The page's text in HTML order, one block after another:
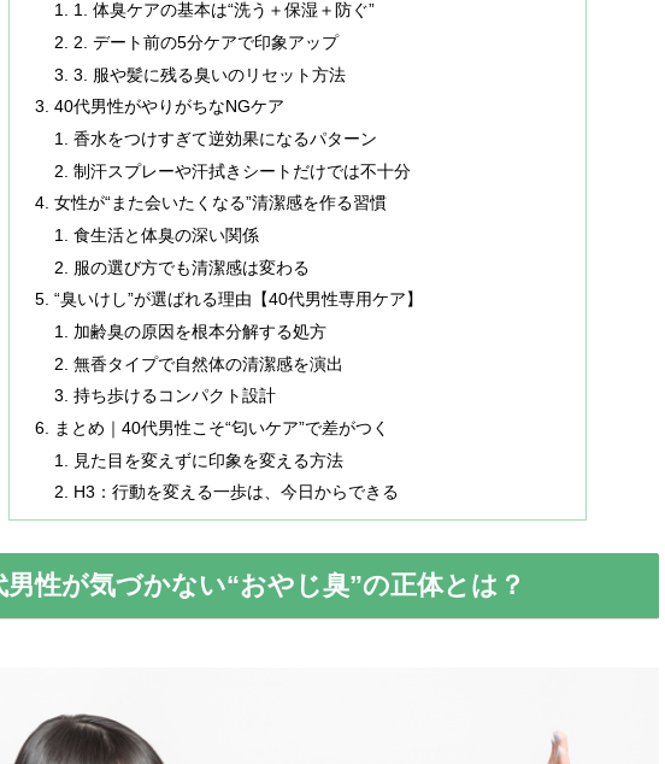
1. 体臭ケアの基本は“洗う＋保湿＋防ぐ”
2. デート前の5分ケアで印象アップ
3. 服や髪に残る臭いのリセット方法
40代男性がやりがちなNGケア
香水をつけすぎて逆効果になるパターン
制汗スプレーや汗拭きシートだけでは不十分
女性が“また会いたくなる”清潔感を作る習慣
食生活と体臭の深い関係
服の選び方でも清潔感は変わる
“臭いけし”が選ばれる理由【40代男性専用ケア】
加齢臭の原因を根本分解する処方
無香タイプで自然体の清潔感を演出
持ち歩けるコンパクト設計
まとめ｜40代男性こそ“匂いケア”で差がつく
見た目を変えずに印象を変える方法
H3：行動を変える一歩は、今日からできる
男性が気づかない“おやじ臭”の正体とは？